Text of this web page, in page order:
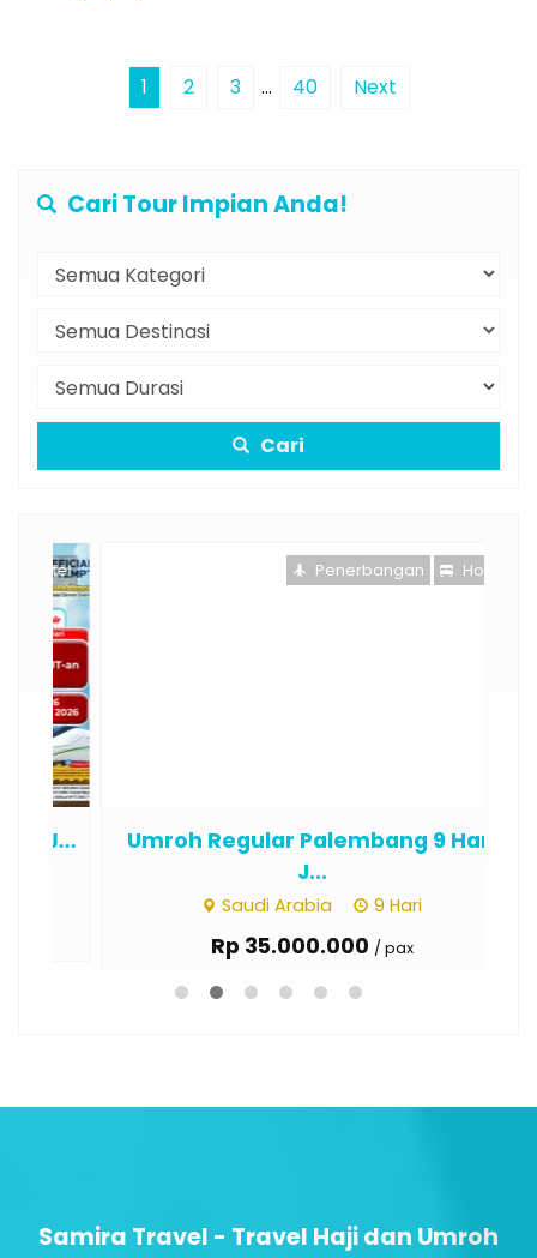
1 2 3 … 40 Next
Cari Tour Impian Anda!
Cari
Umroh Regular Palembang 9 Hari
Saudi Arabia 9 Hari
Rp 35.000.000 / pax
Penerbangan Hotel